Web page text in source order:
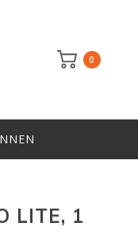
0
LITE, 1